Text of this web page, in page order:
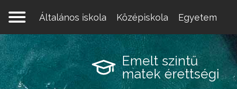
Általános iskola
Középiskola Egyetem
Emelt szintű
matek érettségi